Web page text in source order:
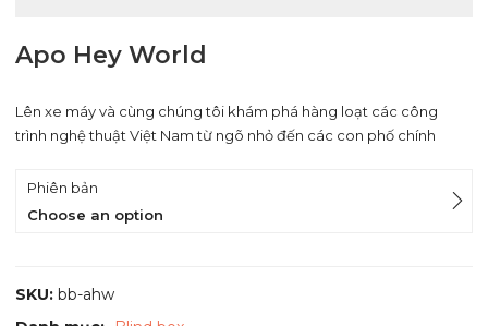
Apo Hey World
Lên xe máy và cùng chúng tôi khám phá hàng loạt các công
trình nghệ thuật Việt Nam từ ngõ nhỏ đến các con phố chính
Phiên bản
Choose an option
SKU:bb-ahw